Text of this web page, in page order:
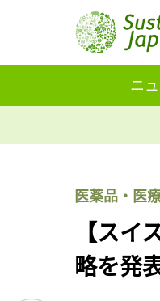
ニ
医薬品・医
【ス
略を発